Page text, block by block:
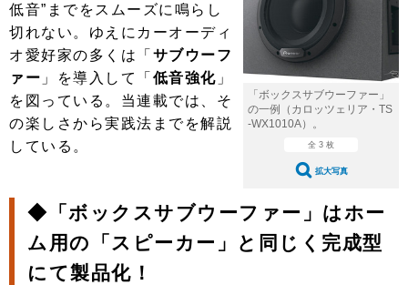
自動車豆知識 ストップ！不具合修理＆粗悪修理
鈑金・塗装
ディテイリング 洗車
ヘッドライト磨き コーティング
フィルム・ラッピング
鈑金・塗装
小キズ直し 防錆
特集記事
ストップ 不具合修理＆粗悪修理
カーメーカー「旧車」関連プロジェ
クト
ショップ紹介
ショップレポート プロショップ検索
レストア
ェクト
コラム
インタビュー
イベント告知 イベントレポート
「ボックスサブウーファー」
の一例（カロッツェリア・TS
-WX1010A）。
全 3 枚
拡大写真
低音”までをスムーズに鳴らし
切れない。ゆえにカーオーディ
オ愛好家の多くは「 サブウーフ
ァー 」を導入して「 低音強化 」
を図っている。当連載では、そ
の楽しさから実践法までを解説
している。
◆「ボックスサブウーファー」はホー
ム用の「スピーカー」と同じく完成型
にて製品化！